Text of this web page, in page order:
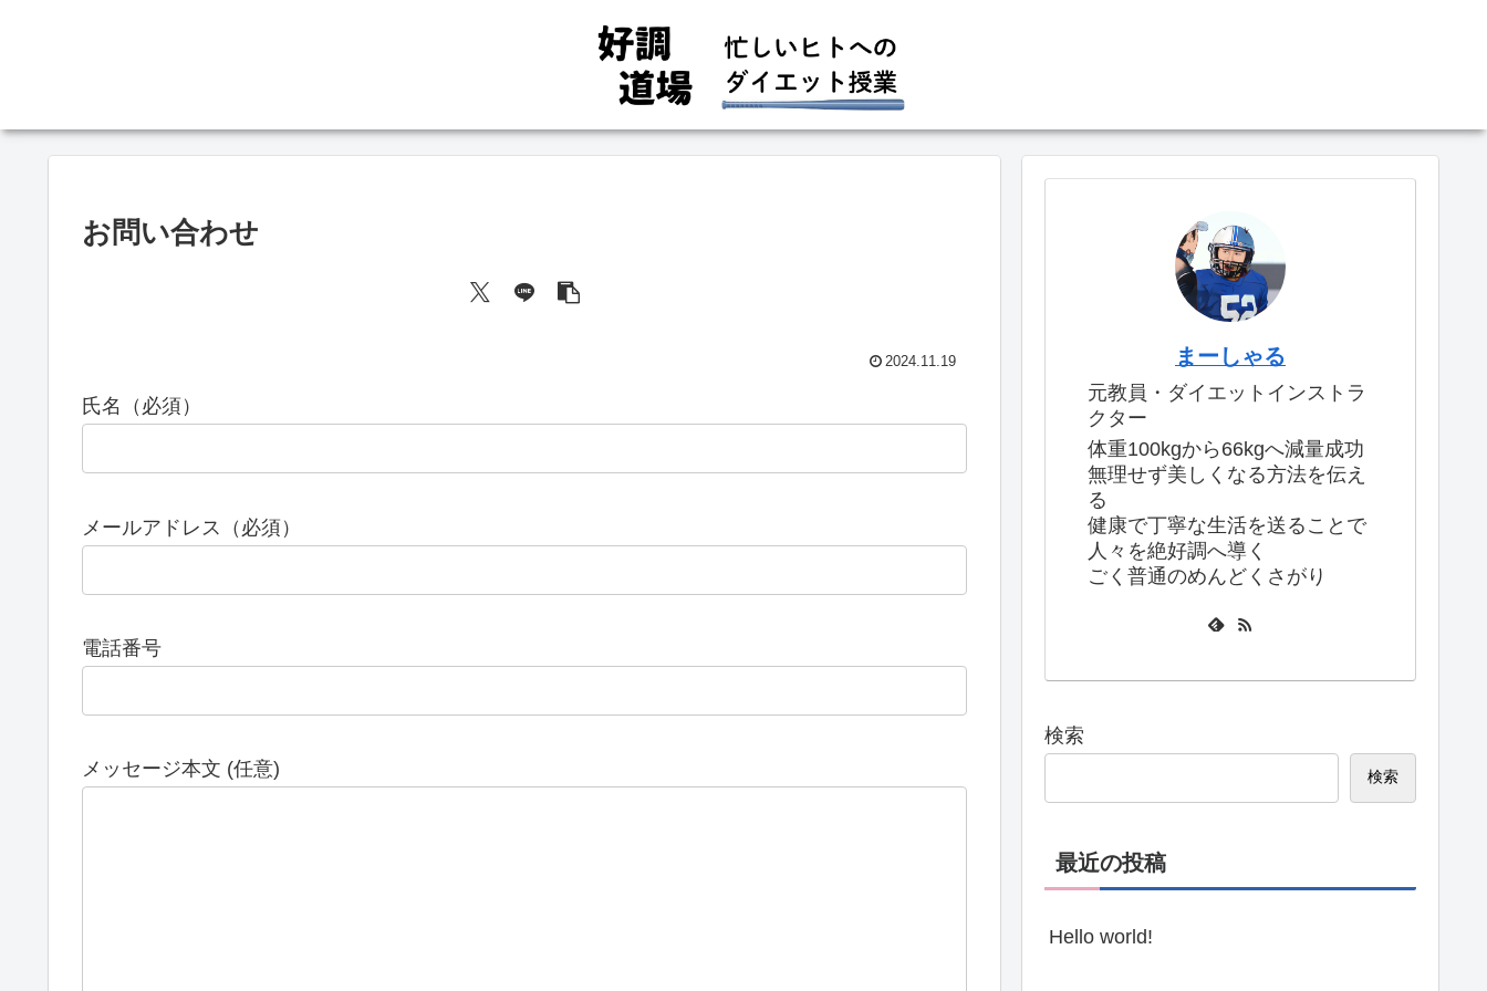
お問い合わせ
2024.11.19
氏名（必須）
メールアドレス（必須）
電話番号
メッセージ本文 (任意)
まーしゃる
元教員・ダイエットインストラ
クター
体重100kgから66kgへ減量成功
無理せず美しくなる方法を伝え
る
健康で丁寧な生活を送ることで
人々を絶好調へ導く
ごく普通のめんどくさがり
検索
検索
最近の投稿
Hello world!